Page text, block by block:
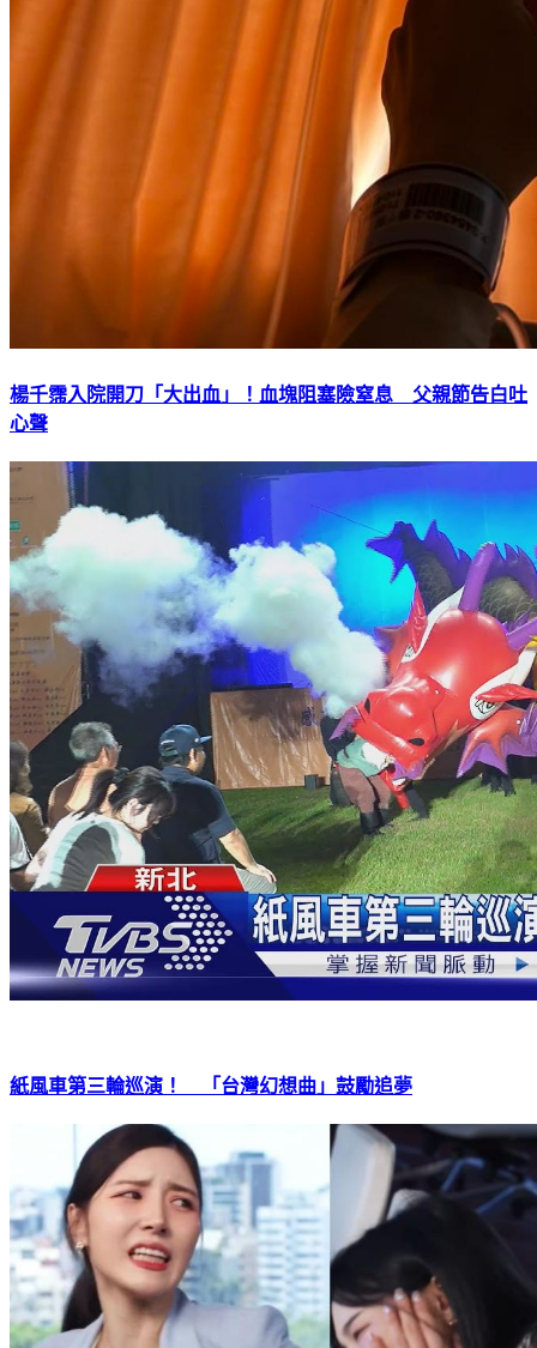
楊千霈入院開刀「大出血」！血塊阻塞險窒息 父親節告白吐
心聲
紙風車第三輪巡演！ 「台灣幻想曲」鼓勵追夢